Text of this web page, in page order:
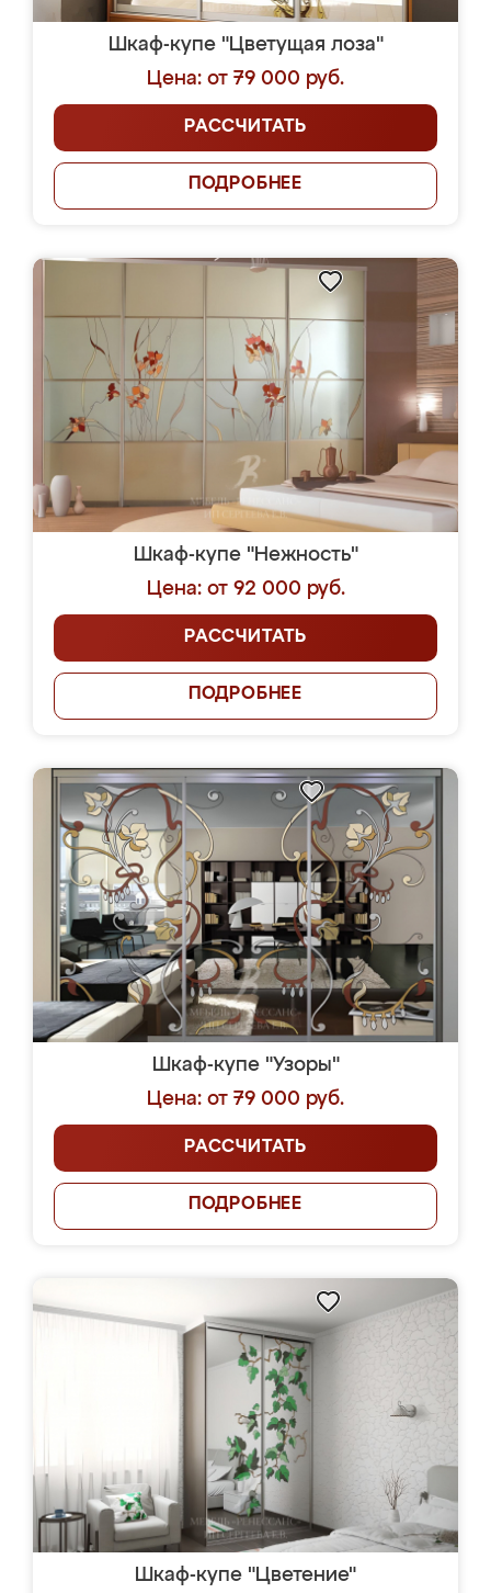
Шкаф-купе "Цветущая лоза"
Цена: от 79 000 руб.
РАССЧИТАТЬ
ПОДРОБНЕЕ
Шкаф-купе "Нежность"
Цена: от 92 000 руб.
РАССЧИТАТЬ
ПОДРОБНЕЕ
Шкаф-купе "Узоры"
Цена: от 79 000 руб.
РАССЧИТАТЬ
ПОДРОБНЕЕ
Шкаф-купе "Цветение"